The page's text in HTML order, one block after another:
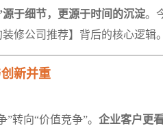
源于细节，更源于时间的沉淀。
修公司推荐】背后的核心逻辑。
新并重
转向“价值竞争”。 企业客户更